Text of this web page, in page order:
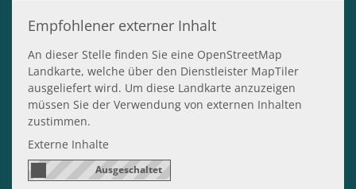
Empfohlener externer Inhalt
An dieser Stelle finden Sie eine OpenStreetMap
Landkarte, welche über den Dienstleister MapTiler
ausgeliefert wird. Um diese Landkarte anzuzeigen
müssen Sie der Verwendung von externen Inhalten
zustimmen.
Externe Inhalte